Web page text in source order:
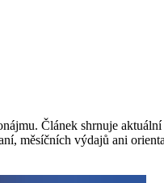
Článek shrnuje
měsíčních výdajů ani